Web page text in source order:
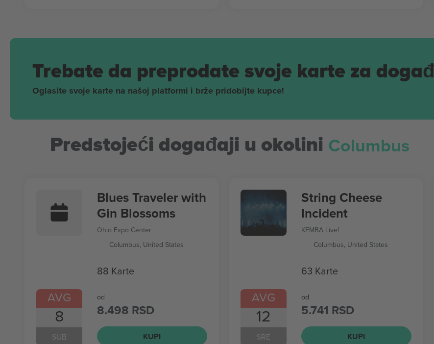
Trebate da preprodate svoje karte za
Oglasite svoje karte na našoj platformi i brže pridobijte kupce!
Predstojeći događaji u okolini Columbus
AVG
8
SUB
Blues Traveler with
Gin Blossoms
Ohio Expo Center
Columbus, United States
88 Karte
od
8.498 RSD
KUPI
AVG
12
SRE
String Cheese
Incident
KEMBA Live!
Columbus, United States
63 Karte
od
5.741 RSD
KUPI